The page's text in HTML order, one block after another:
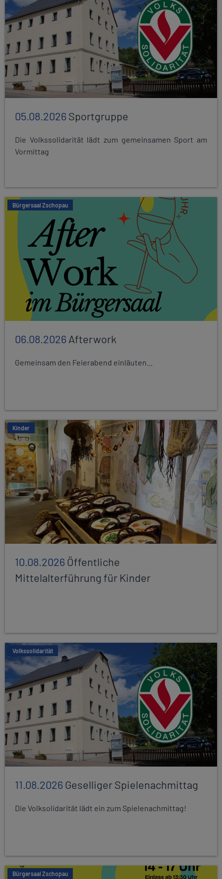
05.08.2026Sportgruppe
Die Volkssolidarität lädt zum gemeinsamen Sport am
Vormittag
Bürgersaal Zschopau
06.08.2026Afterwork
Gemeinsam den Feierabend einläuten...
Kinder
10.08.2026Öffentliche
Mittelalterführung für Kinder
Volkssolidarität
11.08.2026Geselliger Spielenachmittag
Die Volksolidarität lädt ein zum Spielenachmittag!
Bürgersaal Zschopau